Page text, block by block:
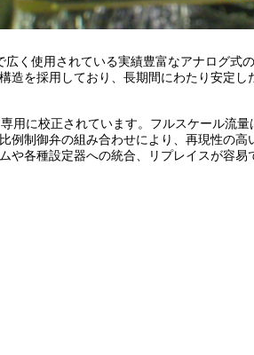
く使用されている実績豊富なアナログ式
造を採用しており、長期間にわたり安定し
用に校正されています。フルスケール流
制御弁の組み合わせにより、再現性の高
各種設定器への統合、リプレイスが容易